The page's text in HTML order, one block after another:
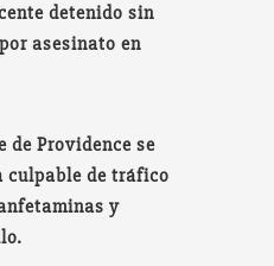
detenido sin
asesinato en
de Providence se
culpable de tráfico
y